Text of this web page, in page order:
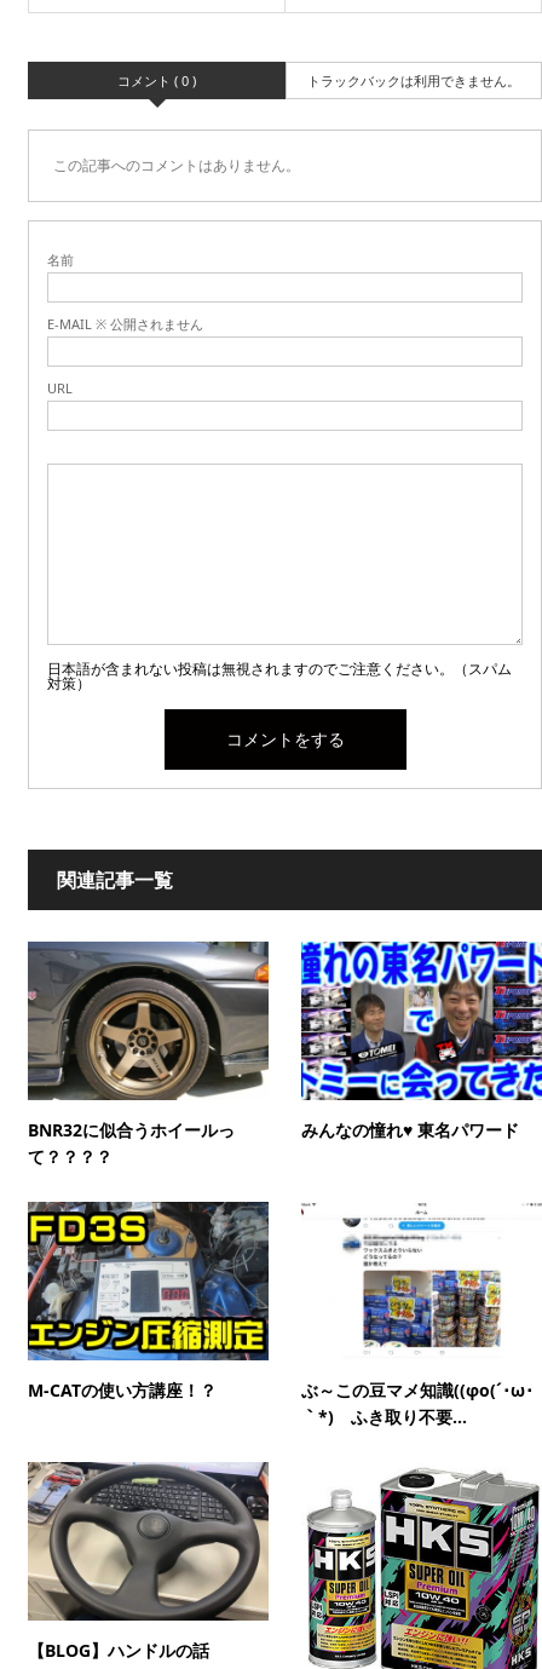
コメント ( 0 ) トラックバックは利用できません。
この記事へのコメントはありません。
名前
E-MAIL ※ 公開されません
URL
日本語が含まれない投稿は無視されますのでご注意ください。（スパム
対策）
関連記事一覧
BNR32に似合うホイールっ
て？？？？
みんなの憧れ♥ 東名パワード
M-CATの使い方講座！？
ぶ～この豆マメ知識((φo(´･ω･
｀*) ふき取り不要...
【BLOG】ハンドルの話